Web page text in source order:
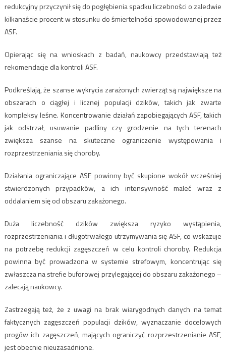
redukcyjny przyczynił się do pogłębienia spadku liczebności o zaledwie
kilkanaście procent w stosunku do śmiertelności spowodowanej przez
ASF.
Opierając się na wnioskach z badań, naukowcy przedstawiają też
rekomendacje dla kontroli ASF.
Podkreślają, że szanse wykrycia zarażonych zwierząt są największe na
obszarach o ciągłej i licznej populacji dzików, takich jak zwarte
kompleksy leśne. Koncentrowanie działań zapobiegających ASF, takich
jak odstrzał, usuwanie padliny czy grodzenie na tych terenach
zwiększa szanse na skuteczne ograniczenie występowania i
rozprzestrzeniania się choroby.
Działania ograniczające ASF powinny być skupione wokół wcześniej
stwierdzonych przypadków, a ich intensywność maleć wraz z
oddalaniem się od obszaru zakażonego.
Duża liczebność dzików zwiększa ryzyko wystąpienia,
rozprzestrzeniania i długotrwałego utrzymywania się ASF, co wskazuje
na potrzebę redukcji zagęszczeń w celu kontroli choroby. Redukcja
powinna być prowadzona w systemie strefowym, koncentrując się
zwłaszcza na strefie buforowej przylegającej do obszaru zakażonego –
zalecają naukowcy.
Zastrzegają też, że z uwagi na brak wiarygodnych danych na temat
faktycznych zagęszczeń populacji dzików, wyznaczanie docelowych
progów ich zagęszczeń, mających ograniczyć rozprzestrzenianie ASF,
jest obecnie nieuzasadnione.